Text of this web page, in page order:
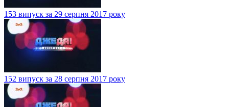
153 випуск за 29 серпня 2017 року
152 випуск за 28 серпня 2017 року